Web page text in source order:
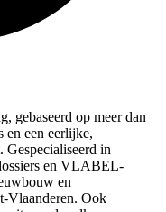
gebaseerd op meer dan
en een eerlijke,
in
en VLABEL-
en
Vlaanderen. Ook